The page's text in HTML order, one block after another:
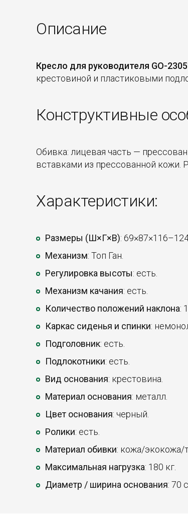
Описание
Кресло для руководителя GO-
крестовиной и пластиковыми
Конструктивные
Обивка: лицевая часть —
вставками из прессованной кожи.
Характеристики:
Размеры (Ш×Г×В):
Механизм: Топ Ган.
Регулировка высоты: есть.
Механизм качания: есть.
Количество положений наклона:
Каркас сиденья и спинки:
Подголовник: есть.
Подлокотники: есть.
Вид основания: крестовина.
Материал основания: металл.
Цвет основания: черный.
Ролики: есть.
Материал обивки: кожа/экокожа/
Максимальная нагрузка: 180 кг.
Диаметр / ширина основания: 70